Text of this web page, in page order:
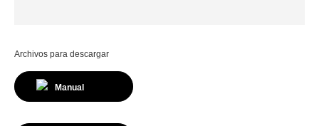
Archivos para descargar
Manual